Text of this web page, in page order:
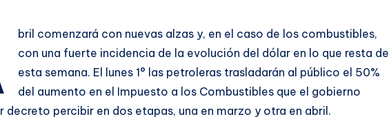
bril comenzará con nuevas alzas y, en el caso de los combustibles,
con una fuerte incidencia de la evolución del dólar en lo que resta de
esta semana. El lunes 1° las petroleras trasladarán al público el 50%
del aumento en el Impuesto a los Combustibles que el gobierno
decreto percibir en dos etapas, una en marzo y otra en abril.